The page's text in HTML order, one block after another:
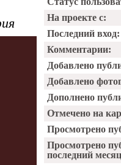
На проекте с:
Последний вход:
Комментарии:
Добавлено
Добавлено
Дополнено
Отмечено на
Просмотрено
Просмотрено
последний